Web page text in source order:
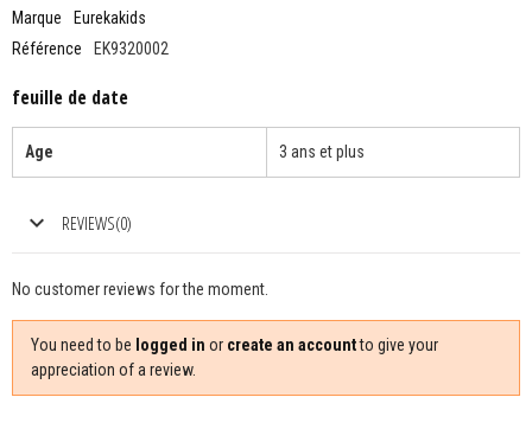
Marque
Eurekakids
Référence
EK9320002
feuille de date
Age 3 ans et plus
REVIEWS(0)
No customer reviews for the moment.
You need to be logged in or create an accountto give your
appreciation of a review.